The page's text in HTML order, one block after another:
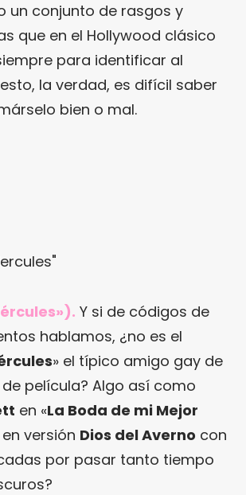
un conjunto de rasgos y
que en el Hollywood clásico
para identificar al
la verdad, es difícil saber
bien o mal.
Y si de códigos de
hablamos, ¿no es el
» el típico amigo gay de
película? Algo así como
en «La Boda de mi Mejor
versión Dios del Averno con
por pasar tanto tiempo